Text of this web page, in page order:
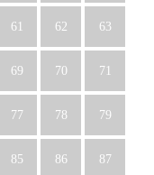
61 62 63
69 70 71
77 78 79
85 86 87